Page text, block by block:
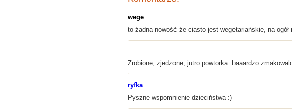
wege
to żadna nowość że ciasto jest wegetariańskie, na
Zrobione, zjedzone, jutro powtorka. baaardzo
ryfka
Pyszne wspomnienie dzieciństwa :)